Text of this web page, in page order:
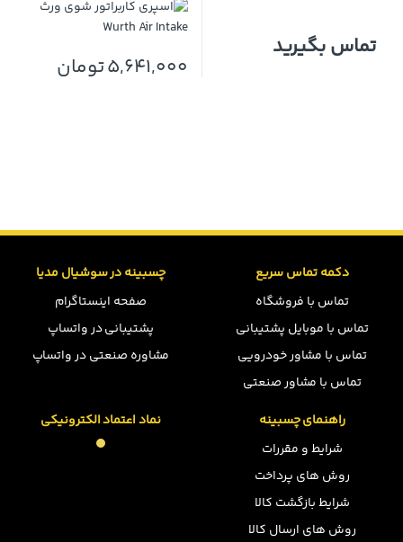
تماس بگیرید
5,641,000تومان
دکمه تماس سریع
تماس با فروشگاه
تماس با موبایل پشتیبانی
تماس با مشاور خودرویی
تماس با مشاور صنعتی
چسبینه در سوشیال مدیا
صفحه اینستاگرام
پشتیبانی در واتساپ
مشاوره صنعتی در واتساپ
راهنمای چسبینه
شرایط و مقررات
روش های پرداخت
شرایط بازگشت کالا
روش های ارسال کالا
نماد اعتماد الکترونیکی